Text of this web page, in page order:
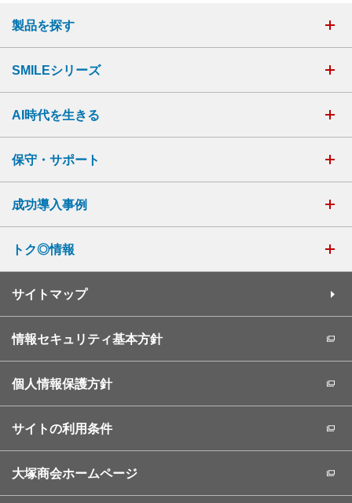
製品を探す
SMILEシリーズ
AI時代を生きる
保守・サポート
成功導入事例
トク◎情報
サイトマップ
情報セキュリティ基本方針
個人情報保護方針
サイトの利用条件
大塚商会ホームページ